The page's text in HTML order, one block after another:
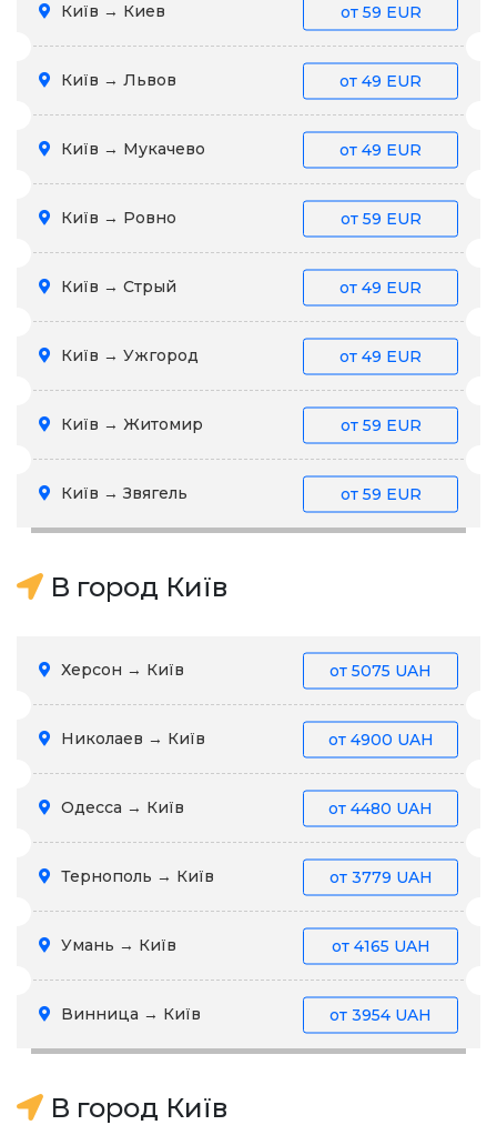
Київ → Киев от 59 EUR
Київ → Львов от 49 EUR
Київ → Мукачево от 49 EUR
Київ → Ровно от 59 EUR
Київ → Стрый от 49 EUR
Київ → Ужгород от 49 EUR
Київ → Житомир от 59 EUR
Київ → Звягель от 59 EUR
В город Київ
Херсон → Київ от 5075 UAH
Николаев → Київ от 4900 UAH
Одесса → Київ от 4480 UAH
Тернополь → Київ от 3779 UAH
Умань → Київ от 4165 UAH
Винница → Київ от 3954 UAH
В город Київ